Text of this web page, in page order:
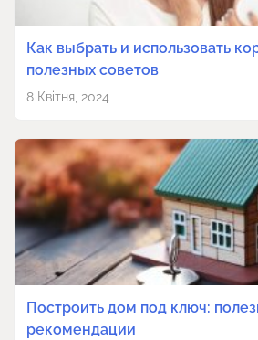
Как выбрать и использовать
полезных советов
8 Квітня, 2024
Построить дом под ключ:
рекомендации